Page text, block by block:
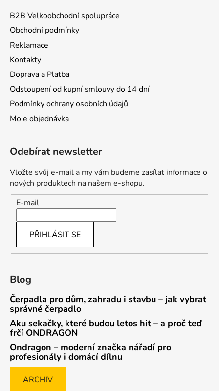
B2B Velkoobchodní spolupráce
Obchodní podmínky
Reklamace
Kontakty
Doprava a Platba
Odstoupení od kupní smlouvy do 14 dní
Podmínky ochrany osobních údajů
Moje objednávka
Odebírat newsletter
Vložte svůj e-mail a my vám budeme zasílat informace o
nových produktech na našem e-shopu.
E-mail
PŘIHLÁSIT SE
Blog
Čerpadla pro dům, zahradu i stavbu – jak vybrat
správné čerpadlo
Aku sekačky, které budou letos hit – a proč teď
frčí ONDRAGON
Ondragon – moderní značka nářadí pro
profesionály i domácí dílnu
ARCHIV